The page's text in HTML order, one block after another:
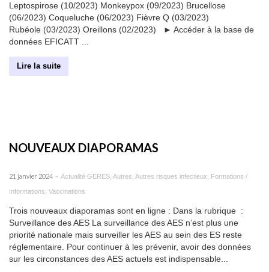
Leptospirose (10/2023) Monkeypox (09/2023) Brucellose
(06/2023) Coqueluche (06/2023) Fièvre Q (03/2023)
Rubéole (03/2023) Oreillons (02/2023) ► Accéder à la base de
données EFICATT ...
Lire la suite
NOUVEAUX DIAPORAMAS
21 janvier 2024 - Actualité GERES Autres Autres risques infectieux Formations /
Informations Vaccinations
Trois nouveaux diaporamas sont en ligne : Dans la rubrique :
Surveillance des AES La surveillance des AES n’est plus une
priorité nationale mais surveiller les AES au sein des ES reste
réglementaire. Pour continuer à les prévenir, avoir des données
sur les circonstances des AES actuels est indispensable...